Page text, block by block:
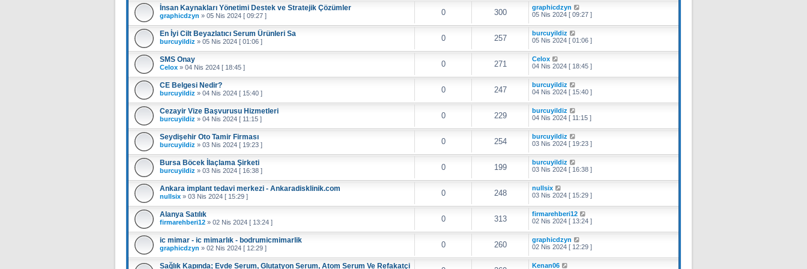
İnsan Kaynakları Yönetimi Destek ve Stratejik Çözümler
graphicdzyn » 05 Nis 2024 [ 09:27 ] 0 300
graphicdzyn
05 Nis 2024 [ 09:27 ]
En İyi Cilt Beyazlatıcı Serum Ürünleri Sa
burcuyildiz » 05 Nis 2024 [ 01:06 ] 0 257
burcuyildiz
05 Nis 2024 [ 01:06 ]
SMS Onay
Celox » 04 Nis 2024 [ 18:45 ] 0 271
Celox
04 Nis 2024 [ 18:45 ]
CE Belgesi Nedir?
burcuyildiz » 04 Nis 2024 [ 15:40 ] 0 247
burcuyildiz
04 Nis 2024 [ 15:40 ]
Cezayir Vize Başvurusu Hizmetleri
burcuyildiz » 04 Nis 2024 [ 11:15 ] 0 229
burcuyildiz
04 Nis 2024 [ 11:15 ]
Seydişehir Oto Tamir Firması
burcuyildiz » 03 Nis 2024 [ 19:23 ] 0 254
burcuyildiz
03 Nis 2024 [ 19:23 ]
Bursa Böcek İlaçlama Şirketi
burcuyildiz » 03 Nis 2024 [ 16:38 ] 0 199
burcuyildiz
03 Nis 2024 [ 16:38 ]
Ankara implant tedavi merkezi - Ankaradisklinik.com
nullsix » 03 Nis 2024 [ 15:29 ] 0 248
nullsix
03 Nis 2024 [ 15:29 ]
Alanya Satılık
firmarehberi12 » 02 Nis 2024 [ 13:24 ] 0 313
firmarehberi12
02 Nis 2024 [ 13:24 ]
ic mimar - ic mimarlık - bodrumicmimarlik
graphicdzyn » 02 Nis 2024 [ 12:29 ] 0 260
graphicdzyn
02 Nis 2024 [ 12:29 ]
Sağlık Kapında; Evde Serum, Glutatyon Serum, Atom Serum Ve Refakatçi
Kenan06